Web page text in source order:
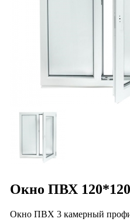
Окно ПВХ
Окно ПВХ 3 камерный